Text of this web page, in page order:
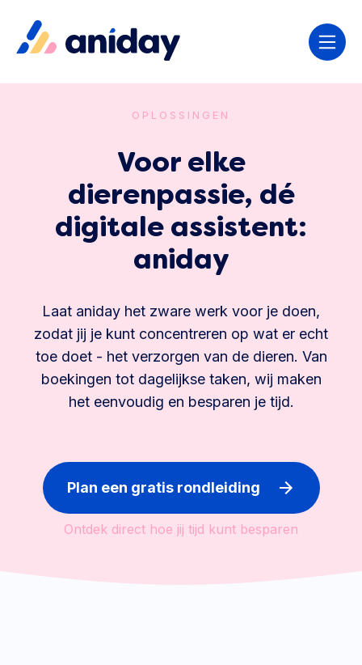
OPLOSSINGEN
Voor elke
dierenpassie, dé
digitale assistent:
aniday
Laat aniday het zware werk voor je doen,
zodat jij je kunt concentreren op wat er echt
toe doet - het verzorgen van de dieren. Van
boekingen tot dagelijkse taken, wij maken
het eenvoudig en besparen je tijd.
Plan een gratis rondleiding
Ontdek direct hoe jij tijd kunt besparen